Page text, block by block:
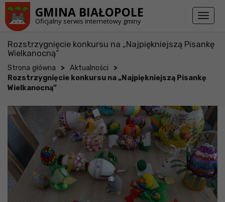
GMINA BIAŁOPOLE
Oficjalny serwis internetowy gminy
Toggle
Rozstrzygnięcie konkursu na „Najpiękniejszą Pisankę
Wielkanocną”
Strona główna > Aktualności >
Rozstrzygnięcie konkursu na „Najpiękniejszą Pisankę
Wielkanocną”